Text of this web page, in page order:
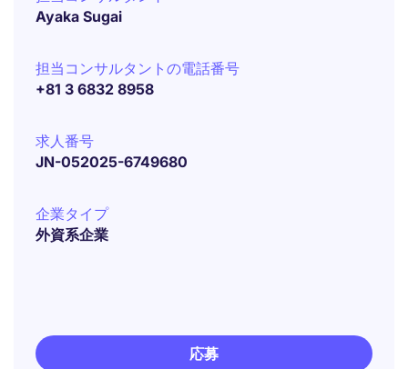
Ayaka Sugai
担当コンサルタントの電話番号
+81 3 6832 8958
求人番号
JN-052025-6749680
企業タイプ
外資系企業
応募